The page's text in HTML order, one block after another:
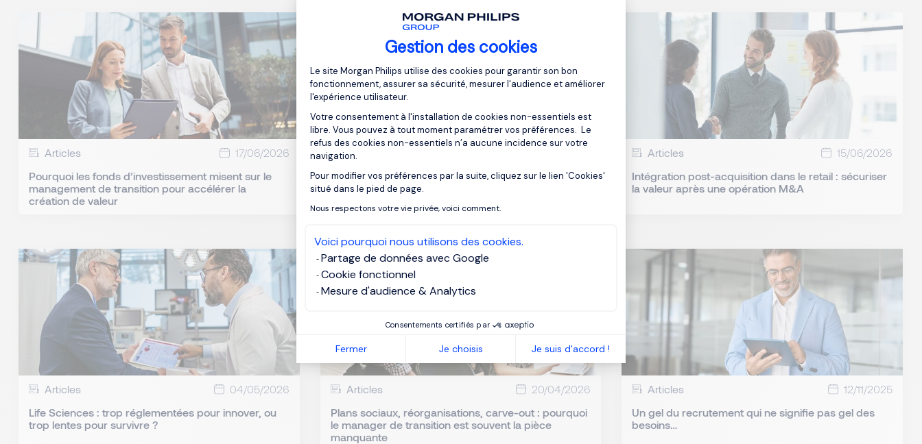
Gestion des cookies
Plateforme de Gestion du Consentement : Personnalisez vos Options
Le site Morgan Philips utilise des cookies pour garantir son bon
fonctionnement, assurer sa sécurité, mesurer l'audience et améliorer
l'expérience utilisateur.
Votre consentement à l'installation de cookies non-essentiels est
libre. Vous pouvez à tout moment paramétrer vos préférences. Le
refus des cookies non-essentiels n’a aucune incidence sur votre
navigation.
Pour modifier vos préférences par la suite, cliquez sur le lien 'Cookies'
situé dans le pied de page.
Nous respectons votre vie privée, voici comment.
Voici pourquoi nous utilisons des cookies.
Partage de données avec Google
Cookie fonctionnel
Mesure d'audience & Analytics
Consentements certifiés par
Fermer Je choisis Je suis d'accord !
Axeptio consent
Articles
17/06/2026
Pourquoi les fonds d’investissement misent sur le
management de transition pour accélérer la
création de valeur
Articles
De l’intention à l’impact : pourquoi les dirigeants ont
besoin d’un accompagnement hybride pour
Articles
15/06/2026
Intégration post-acquisition dans le retail : sécuriser
la valeur après une opération M&A
Articles
04/05/2026
Life Sciences : trop réglementées pour innover, ou
trop lentes pour survivre ?
Articles
20/04/2026
Plans sociaux, réorganisations, carve-out : pourquoi
le manager de transition est souvent la pièce
manquante
Articles
12/11/2025
Un gel du recrutement qui ne signifie pas gel des
besoins…